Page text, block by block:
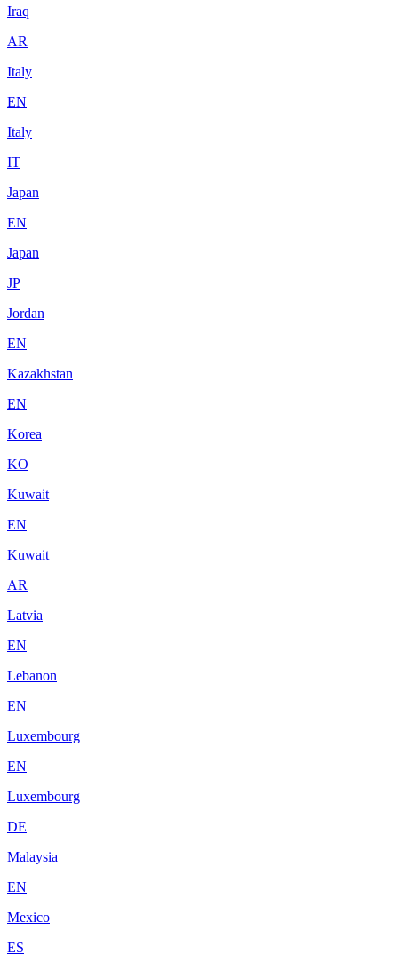
Iraq
AR
Italy
EN
Italy
IT
Japan
EN
Japan
JP
Jordan
EN
Kazakhstan
EN
Korea
KO
Kuwait
EN
Kuwait
AR
Latvia
EN
Lebanon
EN
Luxembourg
EN
Luxembourg
DE
Malaysia
EN
Mexico
ES